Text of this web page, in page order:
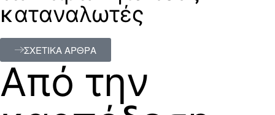
καταναλωτές
ΣΧΕΤΙΚΑ ΑΡΘΡΑ
Από την